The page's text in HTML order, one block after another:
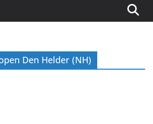
Den Helder (NH)